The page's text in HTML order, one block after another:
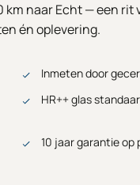
naar Echt — een rit
én oplevering.
Inmeten door
HR++ glas
10 jaar garantie op